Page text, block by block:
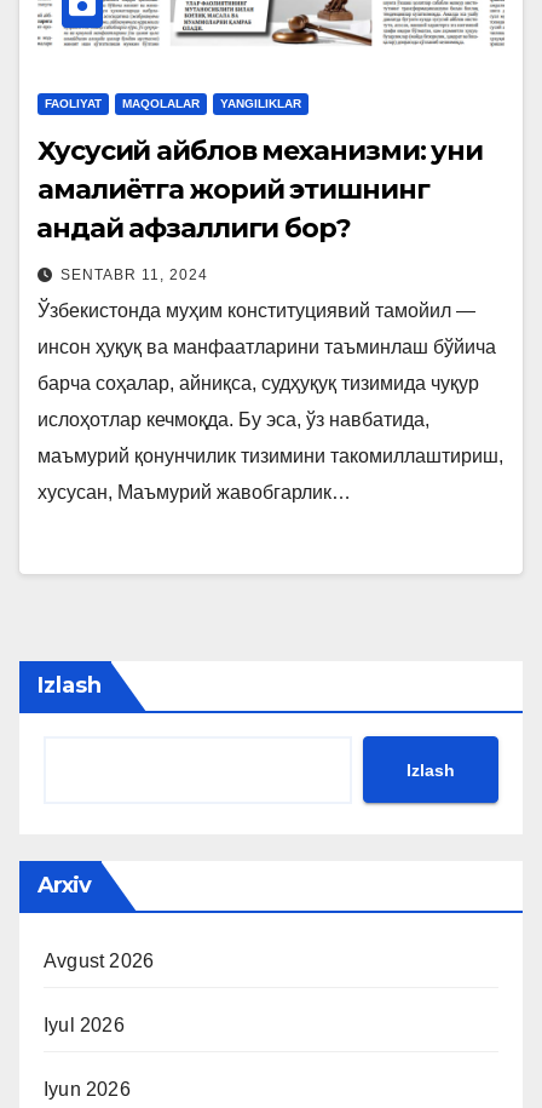
FAOLIYAT MAQOLALAR YANGILIKLAR
Хусусий айблов механизми: уни
амалиётга жорий этишнинг
қандай афзаллиги бор?
SENTABR 11, 2024
Ўзбекистонда муҳим конституциявий тамойил —
инсон ҳуқуқ ва манфаатларини таъминлаш бўйича
барча соҳалар, айниқса, судҳуқуқ тизимида чуқур
ислоҳотлар кечмоқда. Бу эса, ўз навбатида,
маъмурий қонунчилик тизимини такомиллаштириш,
хусусан, Маъмурий жавобгарлик…
Izlash
Izlash
Arxiv
Avgust 2026
Iyul 2026
Iyun 2026